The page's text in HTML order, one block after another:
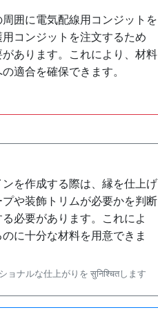
囲に電気配線用コンジットを
コンジットを注文するため
あります。これにより、材料
適合を確保できます。
を作成する際は、縁を仕上げ
や装飾トリムが必要かを判断
必要があります。これによ
に十分な材料を用意できま
ナルな仕上がりを सुनिश्चितします